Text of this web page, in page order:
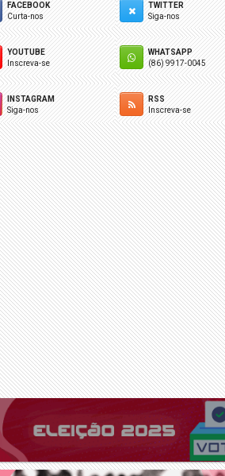
FACEBOOK
Curta-nos
TWITTER
Siga-nos
YOUTUBE
Inscreva-se
WHATSAPP
(86) 9917-0045
INSTAGRAM
Siga-nos
RSS
Inscreva-se